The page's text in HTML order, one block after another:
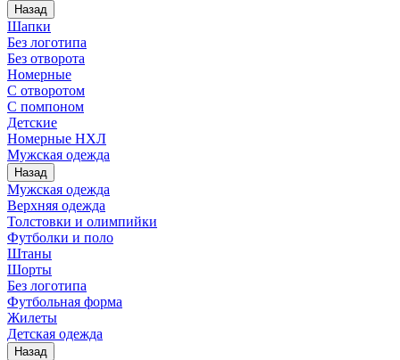
Назад
Шапки
Без логотипа
Без отворота
Номерные
С отворотом
С помпоном
Детские
Номерные НХЛ
Мужская одежда
Назад
Мужская одежда
Верхняя одежда
Толстовки и олимпийки
Футболки и поло
Штаны
Шорты
Без логотипа
Футбольная форма
Жилеты
Детская одежда
Назад